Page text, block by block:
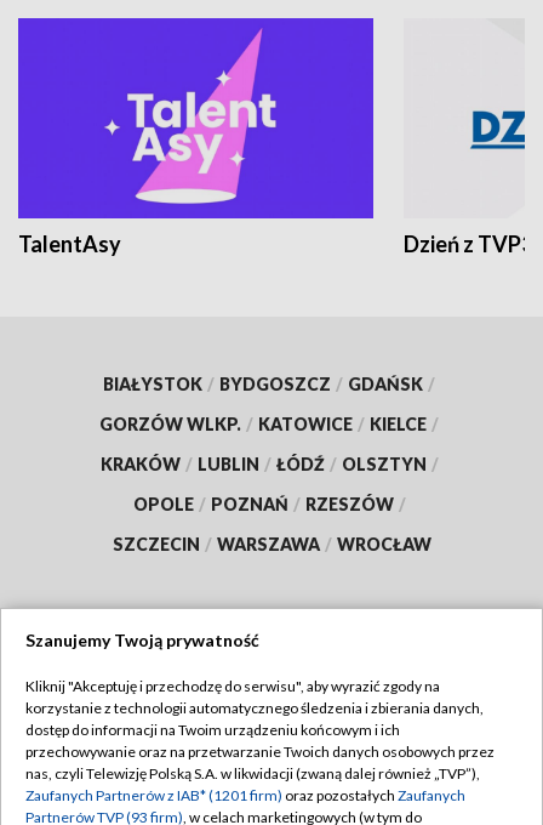
TalentAsy Dzień z TVP3
BIAŁYSTOK / BYDGOSZCZ / GDAŃSK /
GORZÓW WLKP. / KATOWICE / KIELCE /
KRAKÓW / LUBLIN / ŁÓDŹ / OLSZTYN /
OPOLE / POZNAŃ / RZESZÓW /
SZCZECIN / WARSZAWA / WROCŁAW
TVP
Abonament TVP
Emisja w TVP
Regulamin TVP
Polityka prywatności
Szanujemy Twoją prywatność
Kliknij "Akceptuję i przechodzę do serwisu", aby wyrazić zgody na
korzystanie z technologii automatycznego śledzenia i zbierania danych,
dostęp do informacji na Twoim urządzeniu końcowym i ich
przechowywanie oraz na przetwarzanie Twoich danych osobowych przez
nas, czyli Telewizję Polską S.A. w likwidacji (zwaną dalej również „TVP”),
Zaufanych Partnerów z IAB* (1201 firm) oraz pozostałych Zaufanych
Partnerów TVP (93 firm), w celach marketingowych (w tym do